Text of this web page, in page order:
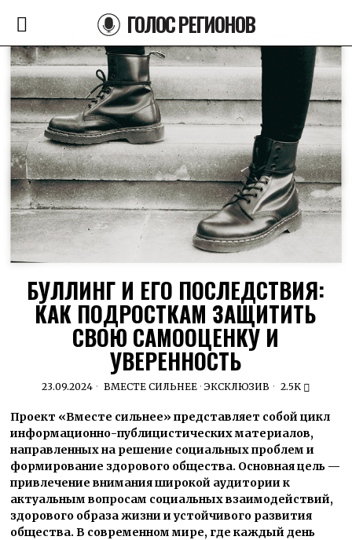
ГОЛОС РЕГИОНОВ
БУЛЛИНГ И ЕГО ПОСЛЕДСТВИЯ:
КАК ПОДРОСТКАМ ЗАЩИТИТЬ
СВОЮ САМООЦЕНКУ И
УВЕРЕННОСТЬ
23.09.2024 ВМЕСТЕ СИЛЬНЕЕ · ЭКСКЛЮЗИВ 2.5K
Проект «Вместе сильнее» представляет собой цикл
информационно-публицистических материалов,
направленных на решение социальных проблем и
формирование здорового общества. Основная цель —
привлечение внимания широкой аудитории к
актуальным вопросам социальных взаимодействий,
здорового образа жизни и устойчивого развития
общества. В современном мире, где каждый день